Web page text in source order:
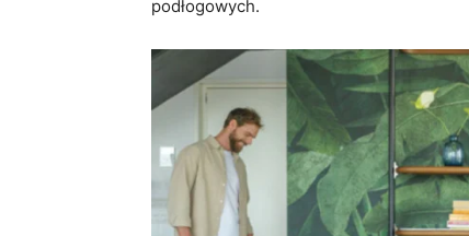
podłogowych.